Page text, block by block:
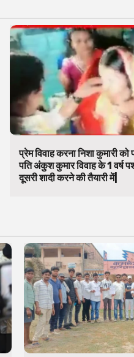
प्रेम विवाह करना निशा कुमारी को
पति अंकुश कुमार विवाह के 1 वर्ष
दूसरी शादी करने की तैयारी में|